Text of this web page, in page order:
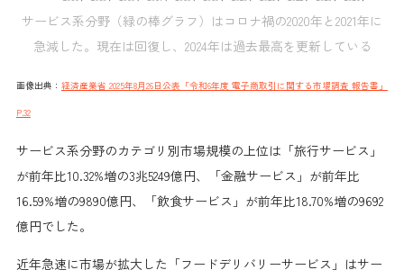
サービス系分野（緑の棒グラフ）はコロナ禍の2020年と2021年に
急減した。現在は回復し、2024年は過去最高を更新している
画像出典： 経済産業省 2025年8月26日公表「令和6年度 電子商取引に関する市場調査 報告書」
P.32
サービス系分野のカテゴリ別市場規模の上位は「旅行サービス」
が前年比10.32%増の3兆5249億円、「金融サービス」が前年比
16.59%増の9890億円、「飲食サービス」が前年比18.70%増の9692
億円でした。
近年急速に市場が拡大した「フードデリバリーサービス」はサー